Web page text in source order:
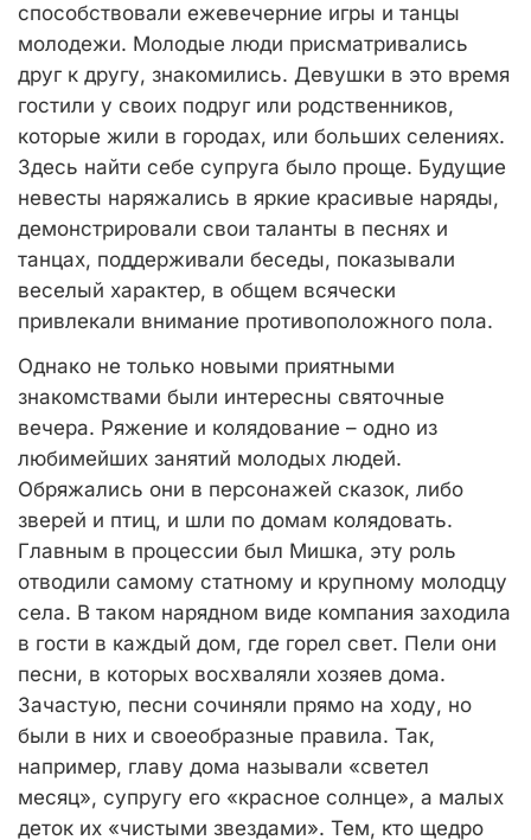
способствовали ежевечерние игры и танцы
молодежи. Молодые люди присматривались
друг к другу, знакомились. Девушки в это время
гостили у своих подруг или родственников,
которые жили в городах, или больших селениях.
Здесь найти себе супруга было проще. Будущие
невесты наряжались в яркие красивые наряды,
демонстрировали свои таланты в песнях и
танцах, поддерживали беседы, показывали
веселый характер, в общем всячески
привлекали внимание противоположного пола.
Однако не только новыми приятными
знакомствами были интересны святочные
вечера. Ряжение и колядование – одно из
любимейших занятий молодых людей.
Обряжались они в персонажей сказок, либо
зверей и птиц, и шли по домам колядовать.
Главным в процессии был Мишка, эту роль
отводили самому статному и крупному молодцу
села. В таком нарядном виде компания заходила
в гости в каждый дом, где горел свет. Пели они
песни, в которых восхваляли хозяев дома.
Зачастую, песни сочиняли прямо на ходу, но
были в них и своеобразные правила. Так,
например, главу дома называли «светел
месяц», супругу его «красное солнце», а малых
деток их «чистыми звездами». Тем, кто щедро